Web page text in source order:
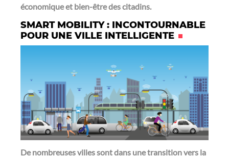
économique et bien-être des citadins.
SMART MOBILITY : INCONTOURNABLE
POUR UNE VILLE INTELLIGENTE
De nombreuses villes sont dans une transition vers la